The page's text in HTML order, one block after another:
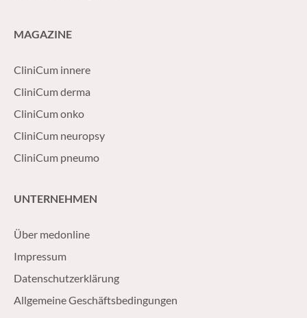
MAGAZINE
CliniCum innere
CliniCum derma
CliniCum onko
CliniCum neuropsy
CliniCum pneumo
UNTERNEHMEN
Über medonline
Impressum
Datenschutzerklärung
Allgemeine Geschäftsbedingungen